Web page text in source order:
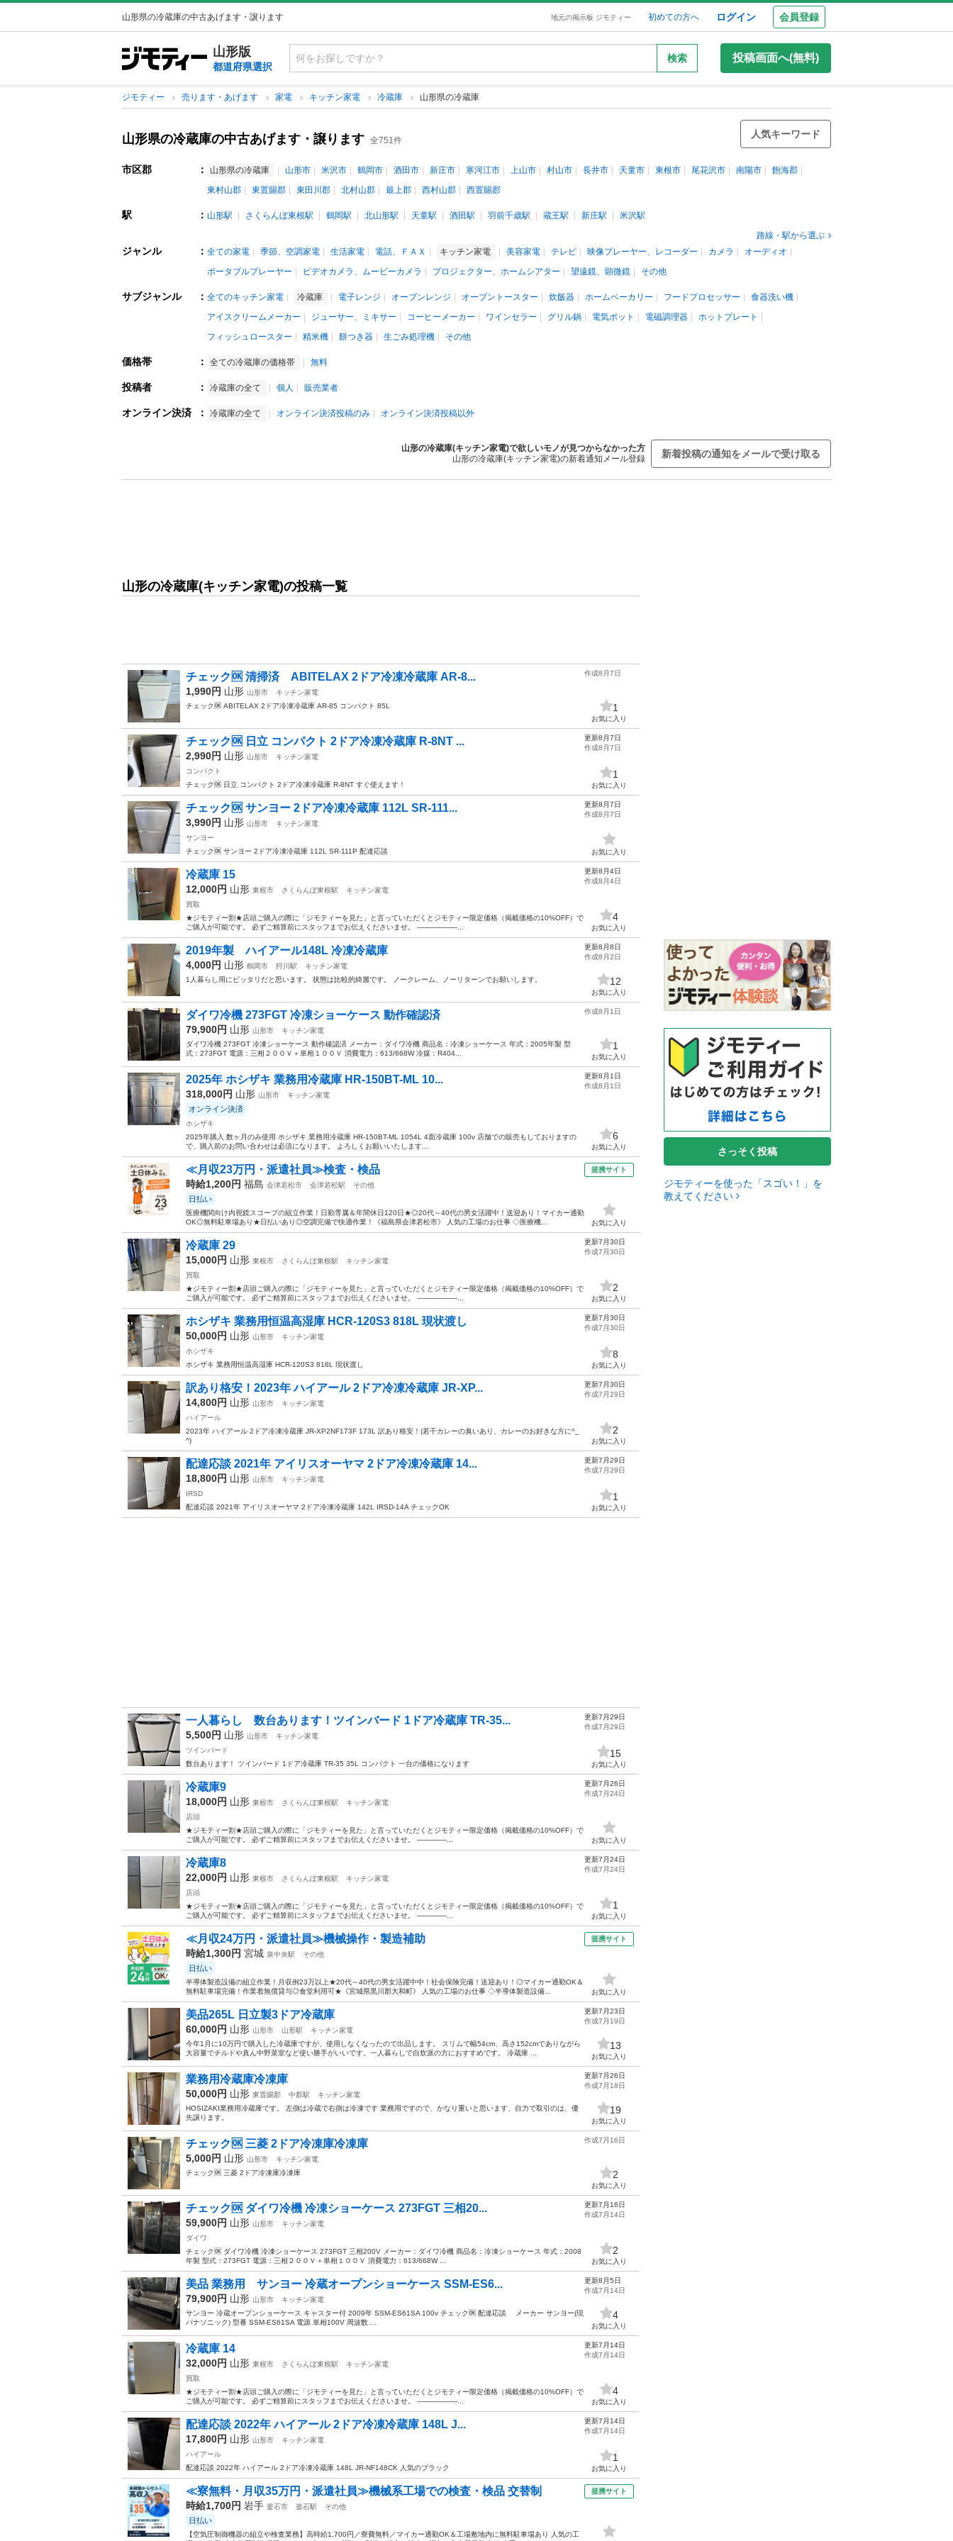
山形県の冷蔵庫の中古あげます・譲ります 地元の掲示板 ジモティー 初めての方へ ログイン 会員登録
山形版
都道府県選択
検索 投稿画面へ(無料)
ジモティー 売ります・あげます 家電 キッチン家電 冷蔵庫 山形県の冷蔵庫
山形県の冷蔵庫の中古あげます・譲ります 全751件
人気キーワード
市区郡 ： 山形県の冷蔵庫 山形市 米沢市 鶴岡市 酒田市 新庄市 寒河江市 上山市 村山市 長井市 天童市 東根市 尾花沢市 南陽市
飽海郡
東村山郡
東置賜郡 東田川郡 北村山郡 最上郡 西村山郡 西置賜郡
駅 ： 山形駅 さくらんぼ東根駅 鶴岡駅 北山形駅 天童駅 酒田駅 羽前千歳駅 蔵王駅 新庄駅
米沢駅
路線・駅から選ぶ
ジャンル ： 全ての家電 季節、空調家電 生活家電 電話、ＦＡＸ キッチン家電 美容家電 テレビ 映像プレーヤー、レコーダー カメラ
オーディオ
ポータブルプレーヤー
ビデオカメラ、ムービーカメラ プロジェクター、ホームシアター 望遠鏡、顕微鏡 その他
サブジャンル ： 全てのキッチン家電 冷蔵庫 電子レンジ オーブンレンジ オーブントースター 炊飯器 ホームベーカリー フードプロセッサー
食器洗い機
アイスクリームメーカー
ジューサー、ミキサー コーヒーメーカー ワインセラー グリル鍋 電気ポット 電磁調理器
ホットプレート
フィッシュロースター
精米機 餅つき器 生ごみ処理機 その他
価格帯 ： 全ての冷蔵庫の価格帯 無料
投稿者 ： 冷蔵庫の全て 個人 販売業者
オンライン決済 ： 冷蔵庫の全て オンライン決済投稿のみ オンライン決済投稿以外
山形の冷蔵庫(キッチン家電)で欲しいモノが見つからなかった方
山形の冷蔵庫(キッチン家電)の新着通知メール登録
新着投稿の通知をメールで受け取る
山形の冷蔵庫(キッチン家電)の投稿一覧
チェック🆗 清掃済 ABITELAX 2ドア冷凍冷蔵庫 AR-8...
1,990円 山形 山形市
キッチン家電
チェック🆗 ABITELAX 2ドア冷凍冷蔵庫 AR-85 コンパクト 85L
作成8月7日
1
お気に入り
チェック🆗 日立 コンパクト 2ドア冷凍冷蔵庫 R-8NT ...
2,990円 山形 山形市
キッチン家電
コンパクト
チェック🆗 日立 コンパクト 2ドア冷凍冷蔵庫 R-8NT すぐ使えます！
更新8月7日
作成8月7日
1
お気に入り
チェック🆗 サンヨー 2ドア冷凍冷蔵庫 112L SR-111...
3,990円 山形 山形市
キッチン家電
サンヨー
チェック🆗 サンヨー 2ドア冷凍冷蔵庫 112L SR-111P 配達応談
更新8月7日
作成8月7日
お気に入り
冷蔵庫 15
12,000円 山形 東根市 さくらんぼ東根駅
キッチン家電
買取
★ジモティー割★店頭ご購入の際に「ジモティーを見た」と言っていただくとジモティー限定価格（掲載価格の10%OFF）で
ご購入が可能です。 必ずご精算前にスタッフまでお伝えくださいませ。 -------------------...
更新8月4日
作成8月4日
4
お気に入り
2019年製 ハイアール148L 冷凍冷蔵庫
4,000円 山形 鶴岡市 狩川駅
キッチン家電
1人暮らし用にピッタリだと思います。 状態は比較的綺麗です。 ノークレーム、ノーリターンでお願いします。
更新8月8日
作成8月2日
12
お気に入り
ダイワ冷機 273FGT 冷凍ショーケース 動作確認済
79,900円 山形 山形市
キッチン家電
ダイワ冷機 273FGT 冷凍ショーケース 動作確認済 メーカー：ダイワ冷機 商品名：冷凍ショーケース 年式：2005年製 型
式：273FGT 電源：三相２００Ｖ＋単相１００Ｖ 消費電力：613/668W 冷媒：R404...
作成8月1日
1
お気に入り
2025年 ホシザキ 業務用冷蔵庫 HR-150BT-ML 10...
318,000円 山形 山形市 キッチン家電
オンライン決済
ホシザキ
2025年購入 数ヶ月のみ使用 ホシザキ 業務用冷蔵庫 HR-150BT-ML 1054L 4面冷蔵庫 100v 店舗での販売もしておりますの
で、購入前のお問い合わせは必須になります。 よろしくお願いいたします...
更新8月1日
作成8月1日
6
お気に入り
≪月収23万円・派遣社員≫検査・検品
時給1,200円 福島 会津若松市 会津若松駅 その他
日払い
医療機関向け内視鏡スコープの組立作業！日勤専属＆年間休日120日★◎20代～40代の男女活躍中！送迎あり！マイカー通勤
OK◎無料駐車場あり★日払いあり◎空調完備で快適作業！《福島県会津若松市》 人気の工場のお仕事 ◇医療機...
提携サイト
お気に入り
冷蔵庫 29
15,000円 山形 東根市 さくらんぼ東根駅
キッチン家電
買取
★ジモティー割★店頭ご購入の際に「ジモティーを見た」と言っていただくとジモティー限定価格（掲載価格の10%OFF）で
ご購入が可能です。 必ずご精算前にスタッフまでお伝えくださいませ。 -------------------...
更新7月30日
作成7月30日
2
お気に入り
ホシザキ 業務用恒温高湿庫 HCR-120S3 818L 現状渡し
50,000円 山形 山形市
キッチン家電
ホシザキ
ホシザキ 業務用恒温高湿庫 HCR-120S3 818L 現状渡し
更新7月30日
作成7月30日
8
お気に入り
訳あり格安！2023年 ハイアール 2ドア冷凍冷蔵庫 JR-XP...
14,800円 山形 山形市
キッチン家電
ハイアール
2023年 ハイアール 2ドア冷凍冷蔵庫 JR-XP2NF173F 173L 訳あり格安！(若干カレーの臭いあり、カレーのお好きな方に^_
^)
更新7月30日
作成7月29日
2
お気に入り
配達応談 2021年 アイリスオーヤマ 2ドア冷凍冷蔵庫 14...
18,800円 山形 山形市
キッチン家電
IRSD
配達応談 2021年 アイリスオーヤマ 2ドア冷凍冷蔵庫 142L IRSD-14A チェックOK
更新7月29日
作成7月29日
1
お気に入り
一人暮らし 数台あります！ツインバード 1ドア冷蔵庫 TR-35...
5,500円 山形 山形市
キッチン家電
ツインバード
数台あります！ ツインバード 1ドア冷蔵庫 TR-35 35L コンパクト 一台の価格になります
更新7月29日
作成7月29日
15
お気に入り
冷蔵庫9
18,000円 山形 東根市 さくらんぼ東根駅
キッチン家電
店頭
★ジモティー割★店頭ご購入の際に「ジモティーを見た」と言っていただくとジモティー限定価格（掲載価格の10%OFF）で
ご購入が可能です。 必ずご精算前にスタッフまでお伝えくださいませ。 --------------...
更新7月26日
作成7月24日
お気に入り
冷蔵庫8
22,000円 山形 東根市 さくらんぼ東根駅
キッチン家電
店頭
★ジモティー割★店頭ご購入の際に「ジモティーを見た」と言っていただくとジモティー限定価格（掲載価格の10%OFF）で
ご購入が可能です。 必ずご精算前にスタッフまでお伝えくださいませ。 --------------...
更新7月24日
作成7月24日
1
お気に入り
≪月収24万円・派遣社員≫機械操作・製造補助
時給1,300円 宮城 泉中央駅 その他
日払い
半導体製造設備の組立作業！月収例23万以上★20代～40代の男女活躍中中！社会保険完備！送迎あり！◎マイカー通勤OK＆
無料駐車場完備！作業着無償貸与◎食堂利用可★《宮城県黒川郡大和町》 人気の工場のお仕事 ◇半導体製造設備...
提携サイト
お気に入り
美品265L 日立製3ドア冷蔵庫
60,000円 山形 山形市 山形駅
キッチン家電
今年1月に10万円で購入した冷蔵庫ですが、使用しなくなったので出品します。 スリムで幅54cm、高さ152cmでありながら
大容量でチルドや真ん中野菜室など使い勝手がいいです。一人暮らしで自炊派の方におすすめです。 冷蔵庫 ...
更新7月23日
作成7月19日
13
お気に入り
業務用冷蔵庫冷凍庫
50,000円 山形 東置賜郡 中郡駅
キッチン家電
HOSIZAKI業務用冷蔵庫です。 左側は冷蔵で右側は冷凍です 業務用ですので、かなり重いと思います、自力で取引のは、優
先譲ります。
更新7月26日
作成7月18日
19
お気に入り
チェック🆗 三菱 2ドア冷凍庫冷凍庫
5,000円 山形 山形市
キッチン家電
チェック🆗 三菱 2ドア冷凍庫冷凍庫
作成7月16日
2
お気に入り
チェック🆗 ダイワ冷機 冷凍ショーケース 273FGT 三相20...
59,900円 山形 山形市
キッチン家電
ダイワ
チェック🆗 ダイワ冷機 冷凍ショーケース 273FGT 三相200V メーカー：ダイワ冷機 商品名：冷凍ショーケース 年式：2008
年製 型式：273FGT 電源：三相２００Ｖ＋単相１００Ｖ 消費電力：613/668W ...
更新7月16日
作成7月14日
2
お気に入り
美品 業務用 サンヨー 冷蔵オープンショーケース SSM-ES6...
79,900円 山形 山形市
キッチン家電
サンヨー 冷蔵オープンショーケース キャスター付 2009年 SSM-ES61SA 100v チェック🆗 配達応談 メーカー サンヨー(現
パナソニック) 型番 SSM-ES61SA 電源 単相100V 周波数 ...
更新8月5日
作成7月14日
4
お気に入り
冷蔵庫 14
32,000円 山形 東根市 さくらんぼ東根駅
キッチン家電
買取
★ジモティー割★店頭ご購入の際に「ジモティーを見た」と言っていただくとジモティー限定価格（掲載価格の10%OFF）で
ご購入が可能です。 必ずご精算前にスタッフまでお伝えくださいませ。 -------------------...
更新7月14日
作成7月14日
4
お気に入り
配達応談 2022年 ハイアール 2ドア冷凍冷蔵庫 148L J...
17,800円 山形 山形市
キッチン家電
ハイアール
配達応談 2022年 ハイアール 2ドア冷凍冷蔵庫 148L JR-NF148CK 人気のブラック
更新7月14日
作成7月14日
1
お気に入り
≪寮無料・月収35万円・派遣社員≫機械系工場での検査・検品 交替制
時給1,700円 岩手 釜石市 釜石駅 その他
日払い
【空気圧制御機器の組立や検査業務】高時給1,700円／寮費無料／マイカー通勤OK＆工場敷地内に無料駐車場あり 人気の工
提携サイト
さっそく投稿
ジモティーを使った「スゴい！」を
教えてください